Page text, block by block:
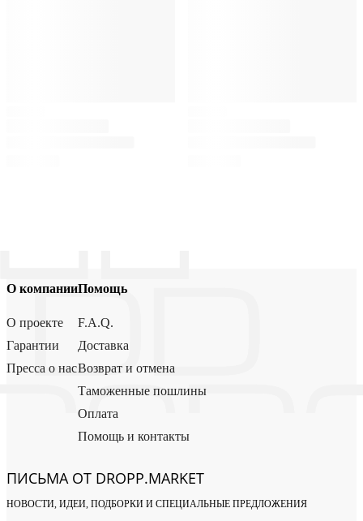
О компании
О проекте
Гарантии
Пресса о нас
Помощь
F.A.Q.
Доставка
Возврат и отмена
Таможенные пошлины
Оплата
Помощь и контакты
ПИСЬМА ОТ DROPP.MARKET
НОВОСТИ, ИДЕИ, ПОДБОРКИ И СПЕЦИАЛЬНЫЕ ПРЕДЛОЖЕНИЯ